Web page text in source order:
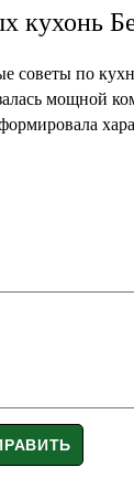
кухонь
по
мощной